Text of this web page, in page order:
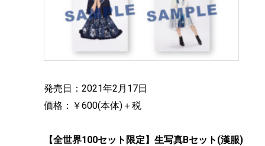
発売日：2021年2月17日
価格：￥600(本体)＋税
【全世界100セット限定】生写真Bセット(漢服)